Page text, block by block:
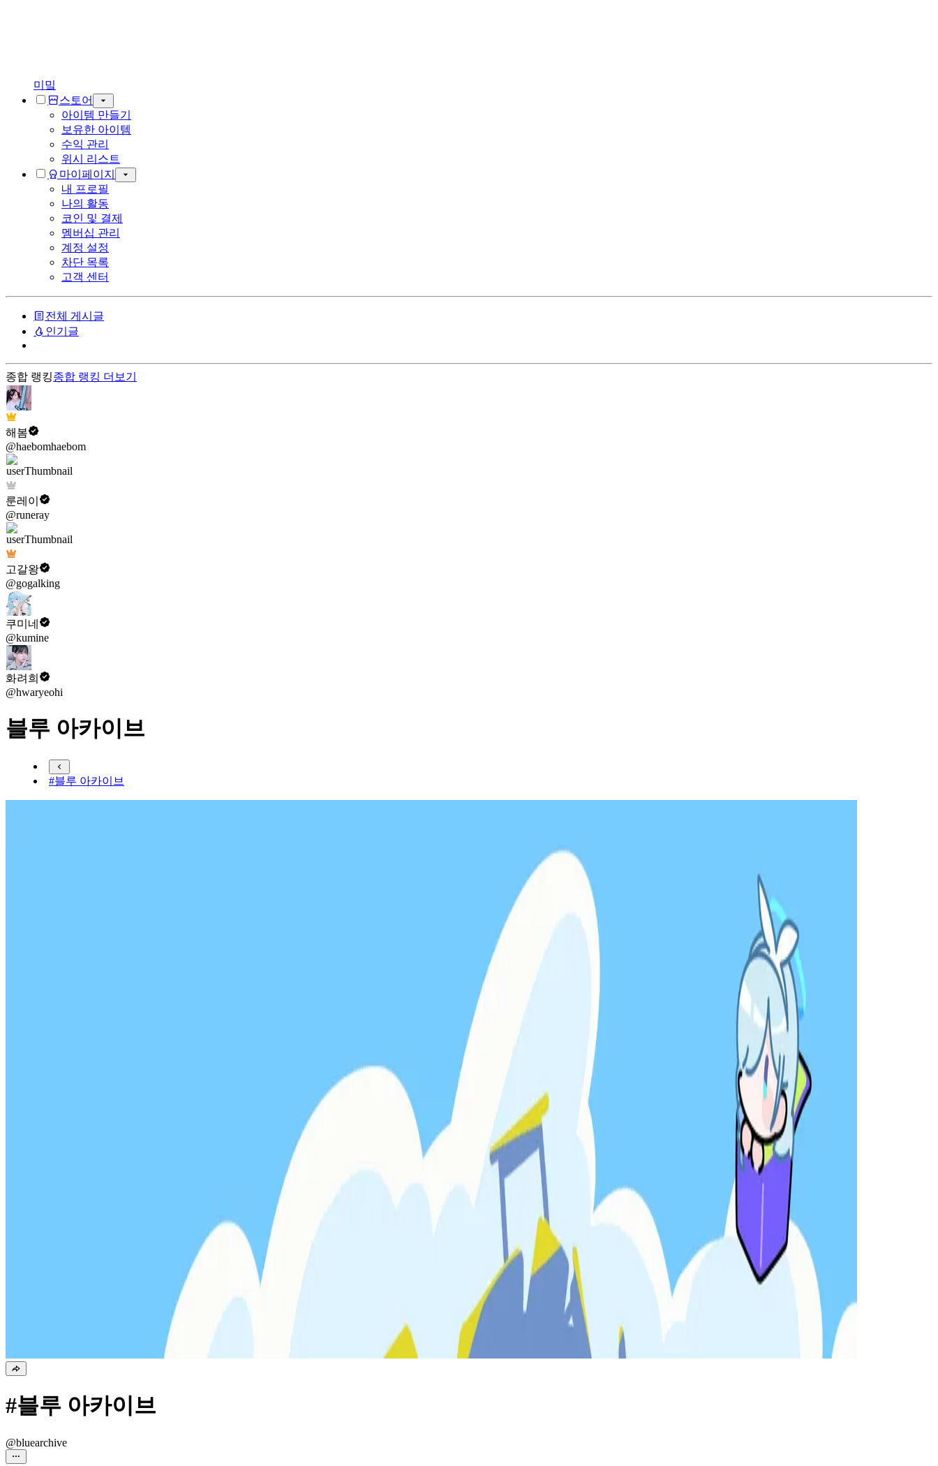
미밐
스토어
아이템 만들기
보유한 아이템
수익 관리
위시 리스트
마이페이지
내 프로필
나의 활동
코인 및 결제
멤버십 관리
계정 설정
차단 목록
고객 센터
전체 게시글
인기글
종합 랭킹종합 랭킹 더보기
해봄
@haebomhaebom
룬레이
@runeray
고갈왕
@gogalking
쿠미네
@kumine
화려희
@hwaryeohi
블루 아카이브
#블루 아카이브
#블루 아카이브
@bluearchive